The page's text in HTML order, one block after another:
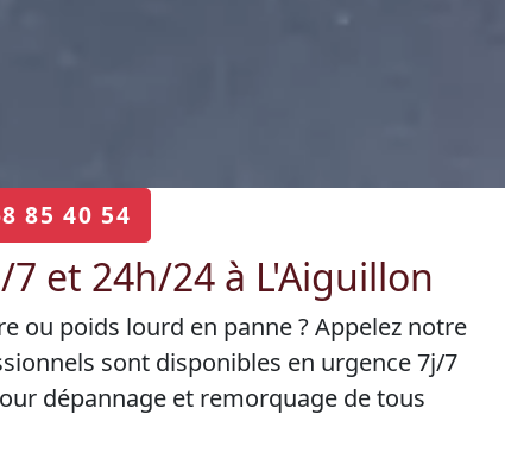
85 40 54
et 24h/24 à L'Aiguillon
ou poids lourd en panne ? Appelez notre
sont disponibles en urgence 7j/7
dépannage et remorquage de tous